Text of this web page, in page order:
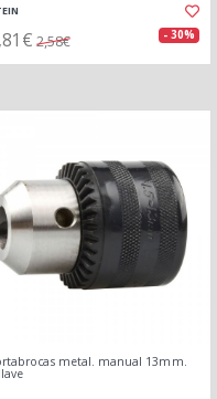
2,58€ - 30%
metal. manual 13mm.